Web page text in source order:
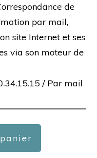
de
par mail,
site Internet et ses
via son moteur de
/ Par mail